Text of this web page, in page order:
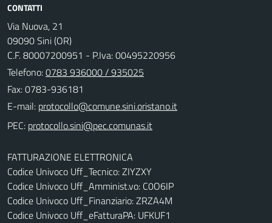
CONTATTI
Via Nuova, 21
09090 Sini (OR)
C.F. 80007200951 - P.Iva: 00495220956
Telefono:0783 936000 / 935025
Fax: 0783-936181
E-mail:
PEC:
FATTURAZIONE ELETTRONICA
Codice Univoco Uff_Tecnico: ZIYZXY
Codice Univoco Uff_Amminist.vo: C0O6IP
Codice Univoco Uff_Finanziario: ZRZA4M
Codice Univoco Uff_eFatturaPA: UFKUF1